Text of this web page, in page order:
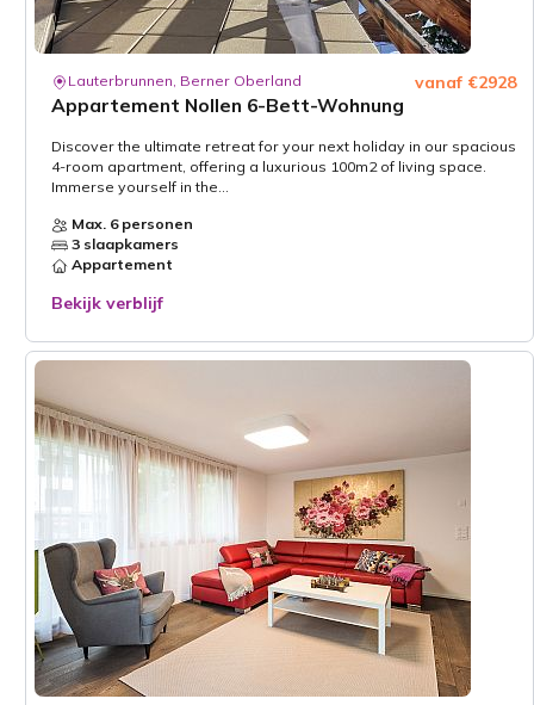
Lauterbrunnen, Berner Oberland
Appartement Nollen 6-Bett-Wohnung
vanaf €2928
Discover the ultimate retreat for your next holiday in our spacious
4-room apartment, offering a luxurious 100m2 of living space.
Immerse yourself in the...
Max. 6 personen
3 slaapkamers
Appartement
Bekijk verblijf